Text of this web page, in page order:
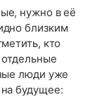
нужно в её
близким
кто
люди уже
будущее: